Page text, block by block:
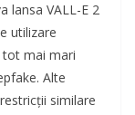
lansa VALL-E 2
utilizare
tot mai mari
Alte
similare